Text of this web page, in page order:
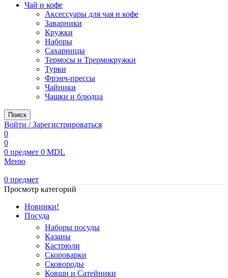
Чай и кофе
Аксессуары для чая и кофе
Заварники
Кружки
Наборы
Сахарницы
Термосы и Трермокружки
Турки
Фрэнч-прессы
Чайники
Чашки и блюдца
Поиск
Войти / Зарегистрироваться
0
0
0 предмет 0 MDL
Меню
0 предмет
Просмотр категорий
Новинки!
Посуда
Наборы посуды
Казаны
Кастрюли
Скороварки
Сковороды
Ковши и Сатейники